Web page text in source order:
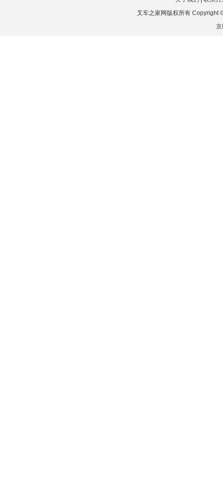
叉车之家网版权所有 Copyright